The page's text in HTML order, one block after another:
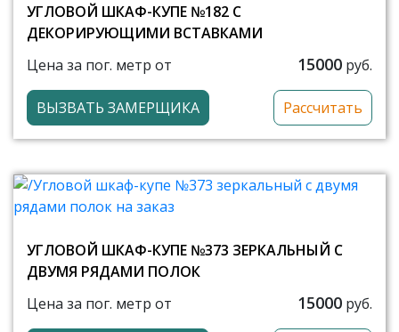
УГЛОВОЙ ШКАФ-КУПЕ №182 С
ДЕКОРИРУЮЩИМИ ВСТАВКАМИ
Цена за пог. метр от
15000 руб.
ВЫЗВАТЬ ЗАМЕРЩИКА Рассчитать
УГЛОВОЙ ШКАФ-КУПЕ №373 ЗЕРКАЛЬНЫЙ С
ДВУМЯ РЯДАМИ ПОЛОК
Цена за пог. метр от
15000 руб.